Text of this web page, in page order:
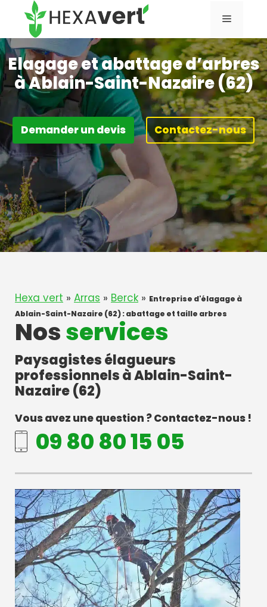
contenu
Menu
Elagage et abattage d’arbres
à Ablain-Saint-Nazaire (62)
Demander un devis Contactez-nous
Hexa vert » Arras » Berck » Entreprise d'élagage à
Ablain-Saint-Nazaire (62) : abattage et taille arbres
Nosservices
Paysagistes élagueurs
professionnels à Ablain-Saint-
Nazaire (62)
Vous avez une question ? Contactez-nous !
09 80 80 15 05